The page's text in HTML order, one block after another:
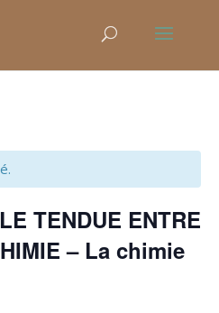
TENDUE ENTRE
– La chimie